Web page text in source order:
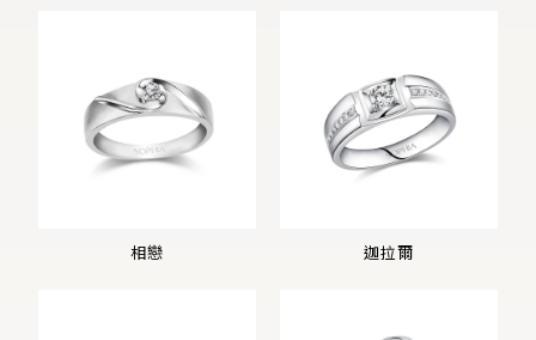
相戀 迦拉爾